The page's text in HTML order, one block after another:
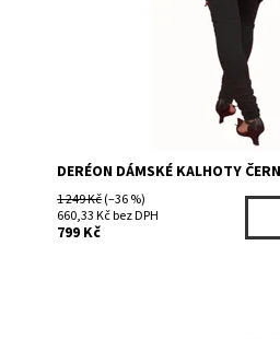
DERÉON DÁMSKÉ KALHOTY
1 249 Kč(–36 %)
660,33 Kč bez DPH
799 Kč